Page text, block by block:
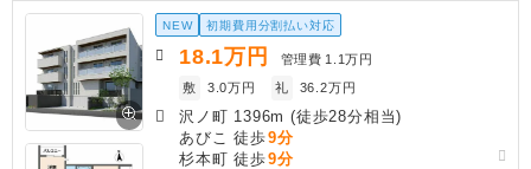
NEW 初期費用分割払い対応
18.1万円 管理費 1.1万円
敷
3.0万円 礼 36.2万円
沢ノ町 1396m (徒歩28分相当)
あびこ 徒歩9分
杉本町 徒歩9分